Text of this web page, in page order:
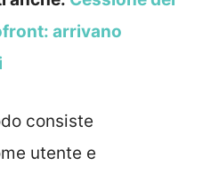
arrivano
consiste
utente e